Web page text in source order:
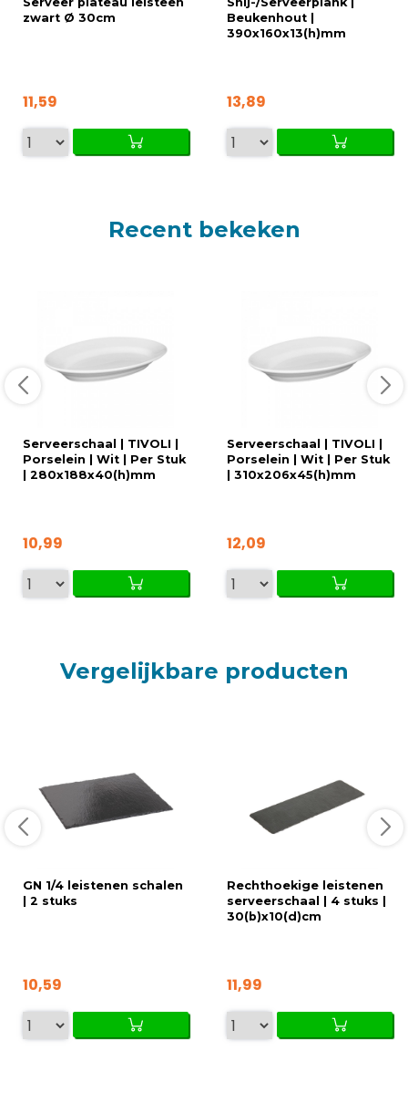
zwart Ø 30cm
11,59
Beukenhout |
390x160x13(h)mm
13,89
Recent bekeken
Serveerschaal | TIVOLI |
Porselein | Wit | Per Stuk
| 280x188x40(h)mm
10,99
Serveerschaal | TIVOLI |
Porselein | Wit | Per Stuk
| 310x206x45(h)mm
12,09
Vergelijkbare producten
GN 1/4 leistenen schalen
| 2 stuks
10,59
Rechthoekige leistenen
serveerschaal | 4 stuks |
30(b)x10(d)cm
11,99